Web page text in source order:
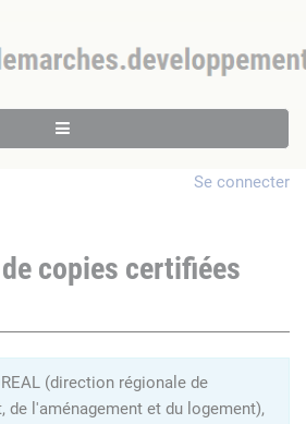
Se connecter
copies certifiées
(direction régionale de
de l'aménagement et du logement),